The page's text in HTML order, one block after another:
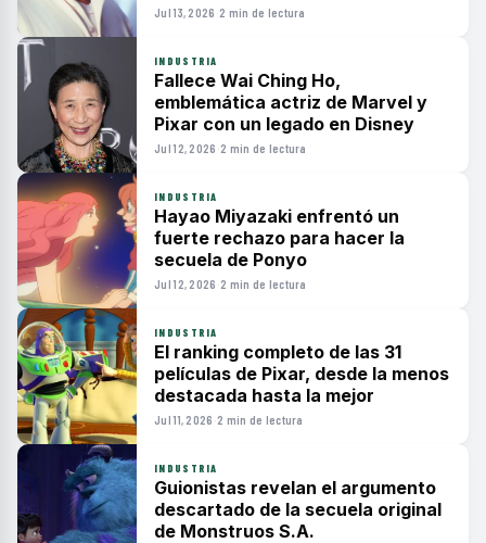
Jul 13, 2026 ·2 min de lectura
INDUSTRIA
Fallece Wai Ching Ho,
emblemática actriz de Marvel y
Pixar con un legado en Disney
Jul 12, 2026 ·2 min de lectura
INDUSTRIA
Hayao Miyazaki enfrentó un
fuerte rechazo para hacer la
secuela de Ponyo
Jul 12, 2026 ·2 min de lectura
INDUSTRIA
El ranking completo de las 31
películas de Pixar, desde la menos
destacada hasta la mejor
Jul 11, 2026 ·2 min de lectura
INDUSTRIA
Guionistas revelan el argumento
descartado de la secuela original
de Monstruos S.A.